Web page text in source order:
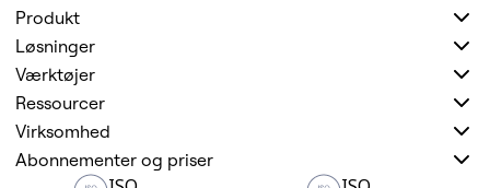
Produkt
Løsninger
Værktøjer
Ressourcer
Virksomhed
Abonnementer og priser